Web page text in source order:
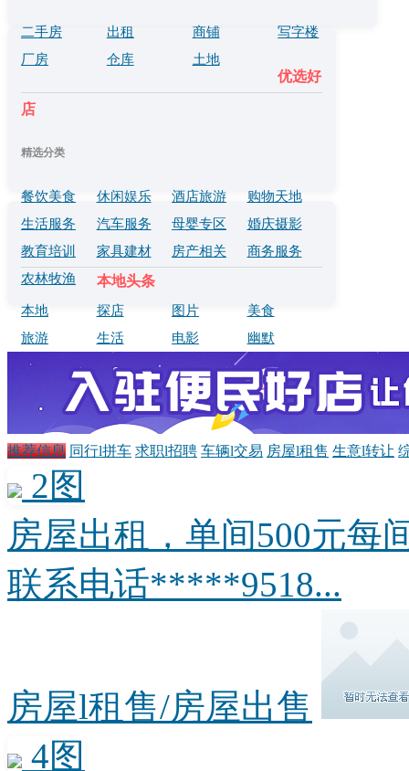
二手房 出租 商铺
写字楼
厂房
仓库 土地
优选好
店
精选分类
餐饮美食 休闲娱乐 酒店旅游
购物天地
生活服务
汽车服务 母婴专区
婚庆摄影
教育培训
家具建材 房产相关
商务服务
农林牧渔
本地头条
本地 探店 图片
美食
旅游
生活 电影 幽默
推荐信息 同行l拼车 求职l招聘 车辆l交易 房屋l租售 生意l转让
2图
房屋出租，单间500元每
联系电话*****9518...
房屋l租售/房屋出售
4图